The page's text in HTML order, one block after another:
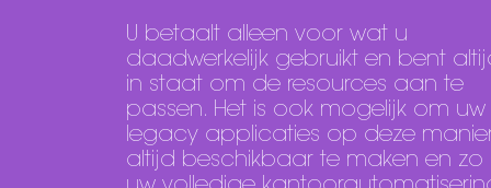
U betaalt alleen voor wat u
daadwerkelijk gebruikt en bent
in staat om de resources aan te
passen. Het is ook mogelijk om uw
legacy applicaties op deze
altijd beschikbaar te maken en zo